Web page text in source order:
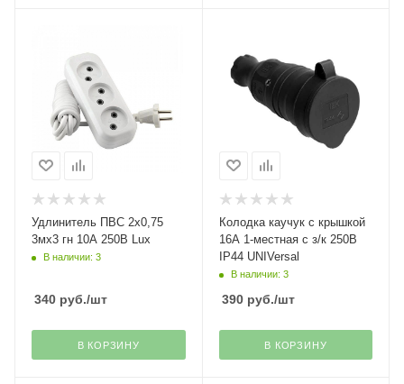
Удлинитель ПВС 2х0,75
3мх3 гн 10А 250В Lux
В наличии: 3
340 руб./шт
В КОРЗИНУ
Колодка каучук с крышкой
16А 1-местная с з/к 250В
IP44 UNIVersal
В наличии: 3
390руб./шт
В КОРЗИНУ